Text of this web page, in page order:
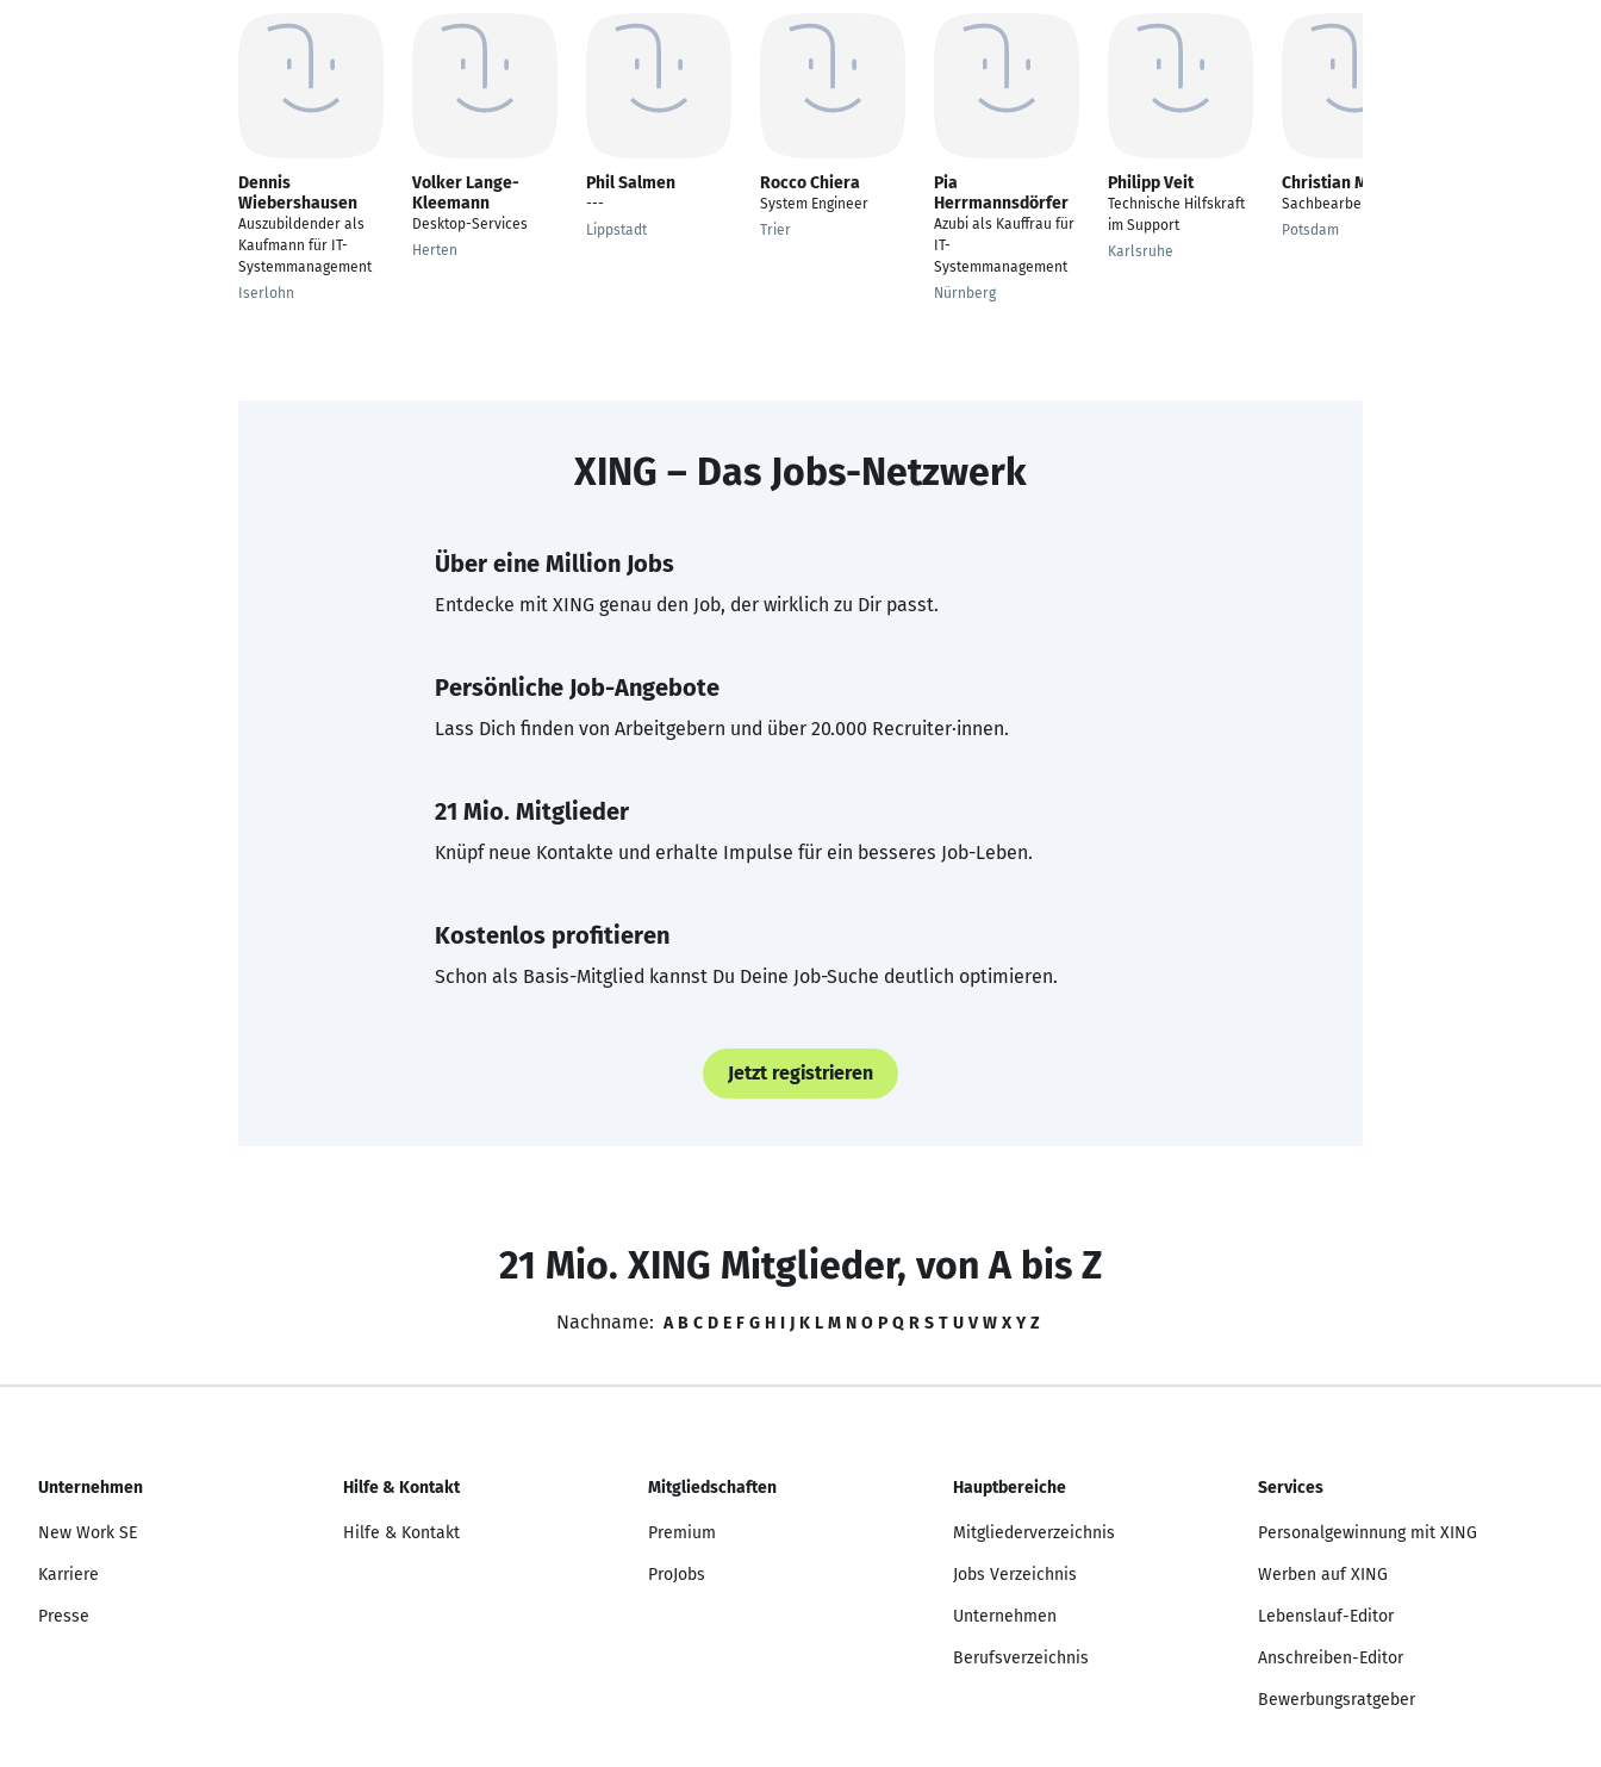
Dennis
Wiebershausen
Auszubildender als
Kaufmann für IT-
Systemmanagement
Iserlohn
Volker Lange-
Kleemann
Desktop-Services
Herten
Phil Salmen
---
Lippstadt
Rocco Chiera
System Engineer
Trier
Pia
Herrmannsdörfer
Azubi als Kauffrau für
IT-
Systemmanagement
Nürnberg
Philipp Veit
Technische Hilfskraft
im Support
Karlsruhe
Christian Müller
Sachbearbeiter IT
Potsdam
XING – Das Jobs-Netzwerk
Über eine Million Jobs
Entdecke mit XING genau den Job, der wirklich zu Dir passt.
Persönliche Job-Angebote
Lass Dich finden von Arbeitgebern und über 20.000 Recruiter·innen.
21 Mio. Mitglieder
Knüpf neue Kontakte und erhalte Impulse für ein besseres Job-Leben.
Kostenlos profitieren
Schon als Basis-Mitglied kannst Du Deine Job-Suche deutlich optimieren.
Jetzt registrieren
21 Mio. XING Mitglieder, von A bis Z
Nachname: A B C D E F G H I J K L M N O P Q R S T U V W X Y Z
Unternehmen
New Work SE
Karriere
Presse
Hilfe & Kontakt
Hilfe & Kontakt
Mitgliedschaften
Premium
ProJobs
Hauptbereiche
Mitgliederverzeichnis
Jobs Verzeichnis
Unternehmen
Berufsverzeichnis
Services
Personalgewinnung mit XING
Werben auf XING
Lebenslauf-Editor
Anschreiben-Editor
Bewerbungsratgeber